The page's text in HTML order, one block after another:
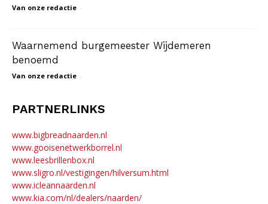
Van onze redactie -
Waarnemend burgemeester Wijdemeren
benoemd
Van onze redactie -
PARTNERLINKS
www.bigbreadnaarden.nl
www.gooisenetwerkborrel.nl
www.leesbrillenbox.nl
www.sligro.nl/vestigingen/hilversum.html
www.icleannaarden.nl
www.kia.com/nl/dealers/naarden/